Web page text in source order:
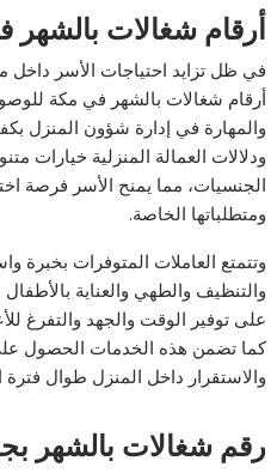
أرقام شغالات
في ظل تزايد احتياجات الأسر داخل
أرقام شغالات بالشهر في مكة
والمهارة في إدارة شؤون المنزل
ودلالات العمالة المنزلية خيارات
الجنسيات، مما يمنح الأسر فرصة
ومتطلباتها الخاصة.
وتتمتع العاملات المتوفرات بخبرة
والتنظيف والطهي والعناية
على توفير الوقت والجهد والتفرغ
كما تضمن هذه الخدمات الحصول
والاستقرار داخل المنزل طوال فترة
رقم شغالات بالشهر